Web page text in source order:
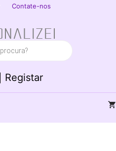
Contate-nos
Registar